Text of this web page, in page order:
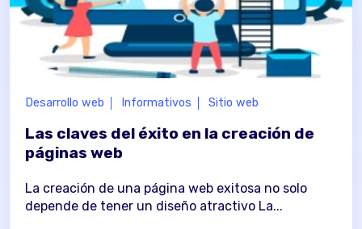
Desarrollo web Informativos Sitio web
Las claves del éxito en la creación de
páginas web
La creación de una página web exitosa no solo
depende de tener un diseño atractivo La...